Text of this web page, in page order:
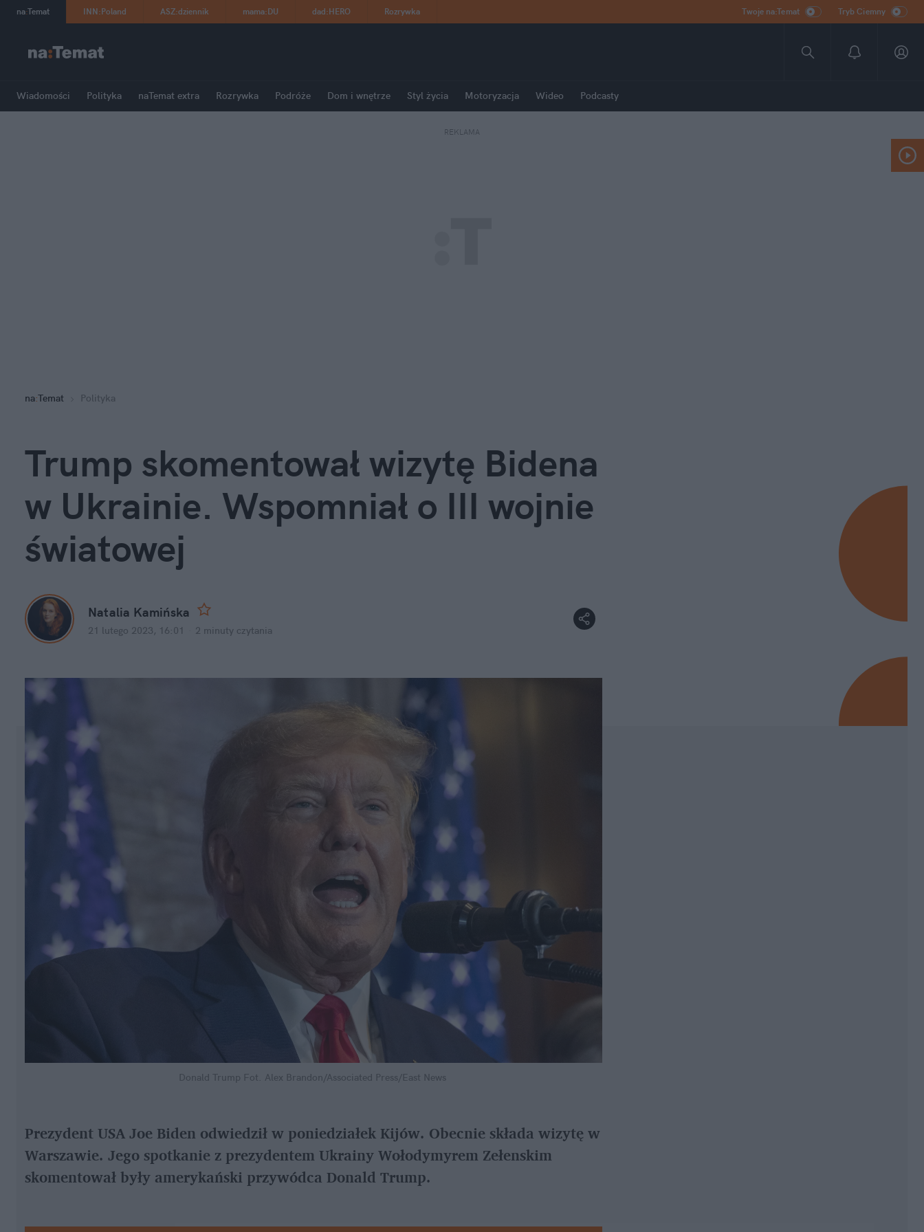
na:Temat INN:Poland ASZ:dziennik mama:DU dad:HERO Rozrywka Twoje na:Temat Tryb Ciemny
Wiadomości Polityka naTemat extra Rozrywka Podróże Dom i wnętrze Styl życia Motoryzacja Wideo Podcasty
REKLAMA
na:Temat Polityka
Trump skomentował wizytę Bidena
w Ukrainie. Wspomniał o III wojnie
światowej
Natalia Kamińska
21 lutego 2023, 16:01 2 minuty czytania
Donald Trump Fot. Alex Brandon/Associated Press/East News
Prezydent USA Joe Biden odwiedził w poniedziałek Kijów. Obecnie składa wizytę w
Warszawie. Jego spotkanie z prezydentem Ukrainy Wołodymyrem Zełenskim
skomentował były amerykański przywódca Donald Trump.